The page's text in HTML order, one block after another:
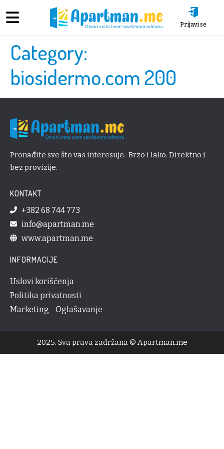
Prijavi se
Category:
biosidermo.com 200
Pronađite sve što vas interesuje. Brzo i lako. Direktno i
bez provizije.
KONTAKT
+382 68 744 773
info@apartman.me
www.apartman.me
INFORMACIJE
Uslovi korišćenja
Politika privatnosti
Marketing - Oglašavanje
2025. Sva prava zadržana © Apartman.me